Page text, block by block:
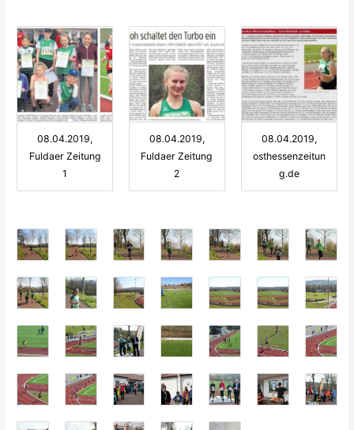
08.04.2019,
Fuldaer Zeitung
1
08.04.2019,
Fuldaer Zeitung
2
08.04.2019,
osthessenzeitun
g.de